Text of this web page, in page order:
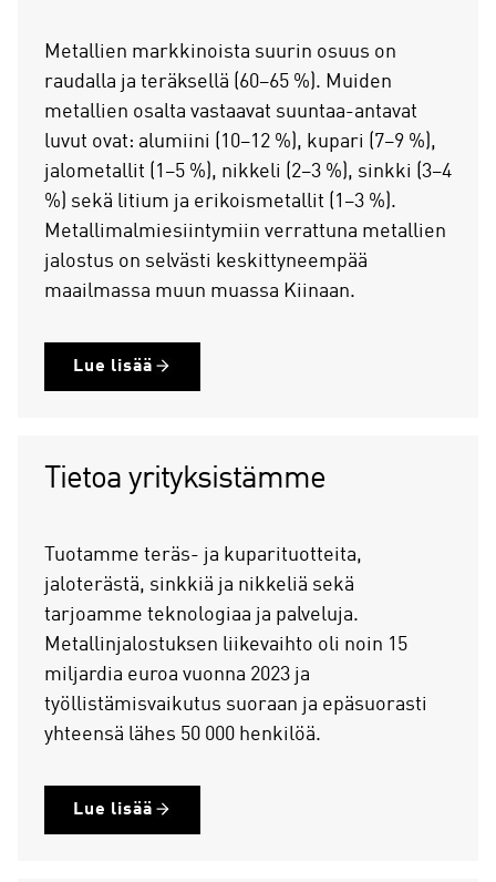
Metallien markkinoista suurin osuus on
raudalla ja teräksellä (60–65 %). Muiden
metallien osalta vastaavat suuntaa-antavat
luvut ovat: alumiini (10–12 %), kupari (7–9 %),
jalometallit (1–5 %), nikkeli (2–3 %), sinkki (3–4
%) sekä litium ja erikoismetallit (1–3 %).
Metallimalmiesiintymiin verrattuna metallien
jalostus on selvästi keskittyneempää
maailmassa muun muassa Kiinaan.
Lue lisää
Tietoa yrityksistämme
Tuotamme teräs- ja kuparituotteita,
jaloterästä, sinkkiä ja nikkeliä sekä
tarjoamme teknologiaa ja palveluja.
Metallinjalostuksen liikevaihto oli noin 15
miljardia euroa vuonna 2023 ja
työllistämisvaikutus suoraan ja epäsuorasti
yhteensä lähes 50 000 henkilöä.
Lue lisää